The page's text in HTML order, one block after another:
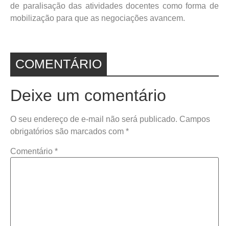
de paralisação das atividades docentes como forma de
mobilização para que as negociações avancem.
COMENTÁRIO
Deixe um comentário
O seu endereço de e-mail não será publicado. Campos
obrigatórios são marcados com *
Comentário *